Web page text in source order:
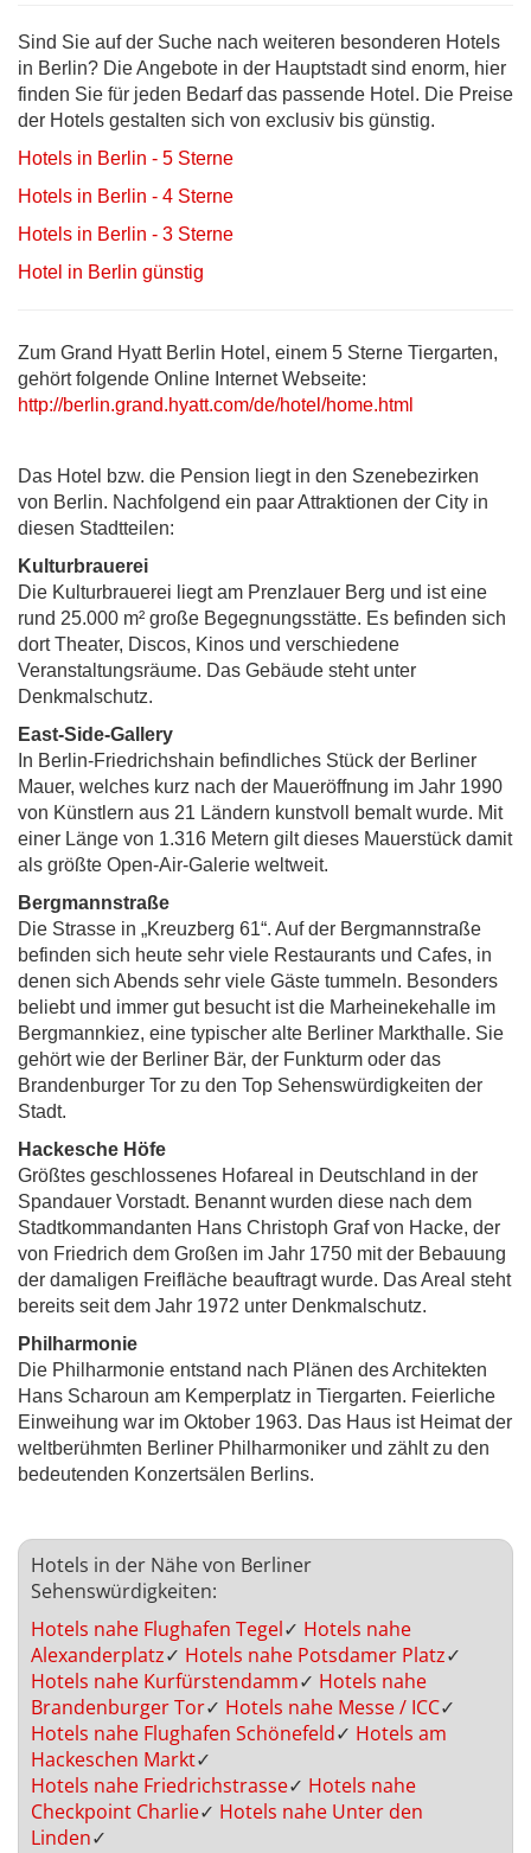
Sind Sie auf der Suche nach weiteren besonderen Hotels
in Berlin? Die Angebote in der Hauptstadt sind enorm, hier
finden Sie für jeden Bedarf das passende Hotel. Die Preise
der Hotels gestalten sich von exclusiv bis günstig.
Hotels in Berlin - 5 Sterne
Hotels in Berlin - 4 Sterne
Hotels in Berlin - 3 Sterne
Hotel in Berlin günstig
Zum Grand Hyatt Berlin Hotel, einem 5 Sterne Tiergarten,
gehört folgende Online Internet Webseite:
http://berlin.grand.hyatt.com/de/hotel/home.html
Das Hotel bzw. die Pension liegt in den Szenebezirken
von Berlin. Nachfolgend ein paar Attraktionen der City in
diesen Stadtteilen:
Kulturbrauerei
Die Kulturbrauerei liegt am Prenzlauer Berg und ist eine
rund 25.000 m² große Begegnungsstätte. Es befinden sich
dort Theater, Discos, Kinos und verschiedene
Veranstaltungsräume. Das Gebäude steht unter
Denkmalschutz.
East-Side-Gallery
In Berlin-Friedrichshain befindliches Stück der Berliner
Mauer, welches kurz nach der Maueröffnung im Jahr 1990
von Künstlern aus 21 Ländern kunstvoll bemalt wurde. Mit
einer Länge von 1.316 Metern gilt dieses Mauerstück damit
als größte Open-Air-Galerie weltweit.
Bergmannstraße
Die Strasse in „Kreuzberg 61“. Auf der Bergmannstraße
befinden sich heute sehr viele Restaurants und Cafes, in
denen sich Abends sehr viele Gäste tummeln. Besonders
beliebt und immer gut besucht ist die Marheinekehalle im
Bergmannkiez, eine typischer alte Berliner Markthalle. Sie
gehört wie der Berliner Bär, der Funkturm oder das
Brandenburger Tor zu den Top Sehenswürdigkeiten der
Stadt.
Hackesche Höfe
Größtes geschlossenes Hofareal in Deutschland in der
Spandauer Vorstadt. Benannt wurden diese nach dem
Stadtkommandanten Hans Christoph Graf von Hacke, der
von Friedrich dem Großen im Jahr 1750 mit der Bebauung
der damaligen Freifläche beauftragt wurde. Das Areal steht
bereits seit dem Jahr 1972 unter Denkmalschutz.
Philharmonie
Die Philharmonie entstand nach Plänen des Architekten
Hans Scharoun am Kemperplatz in Tiergarten. Feierliche
Einweihung war im Oktober 1963. Das Haus ist Heimat der
weltberühmten Berliner Philharmoniker und zählt zu den
bedeutenden Konzertsälen Berlins.
Hotels in der Nähe von Berliner
Sehenswürdigkeiten:
Hotels nahe Flughafen Tegel✓ Hotels nahe
Alexanderplatz✓ Hotels nahe Potsdamer Platz✓
Hotels nahe Kurfürstendamm✓ Hotels nahe
Brandenburger Tor✓ Hotels nahe Messe / ICC✓
Hotels nahe Flughafen Schönefeld✓ Hotels am
Hackeschen Markt✓
Hotels nahe Friedrichstrasse✓ Hotels nahe
Checkpoint Charlie✓ Hotels nahe Unter den
Linden✓